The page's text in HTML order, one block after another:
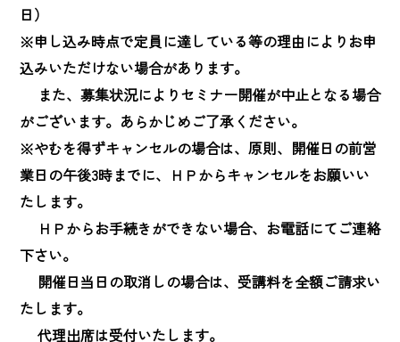
日）
※申し込み時点で定員に達している等の理由によりお申
込みいただけない場合があります。
また、募集状況によりセミナー開催が中止となる場合
がございます。あらかじめご了承ください。
※やむを得ずキャンセルの場合は、原則、開催日の前営
業日の午後3時までに、ＨＰからキャンセルをお願いい
たします。
ＨＰからお手続きができない場合、お電話にてご連絡
下さい。
開催日当日の取消しの場合は、受講料を全額ご請求い
たします。
代理出席は受付いたします。